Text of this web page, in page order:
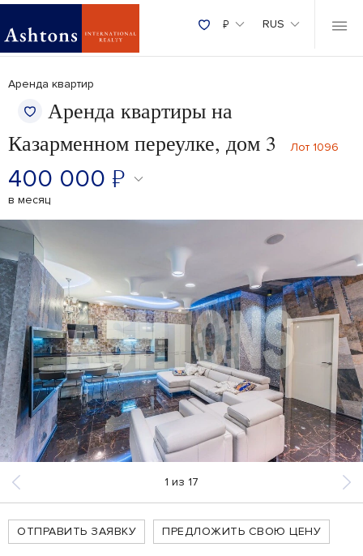
₽ RUS
Аренда квартир
Аренда квартиры на
Казарменном переулке, дом 3
Лот 1096
400 000 ₽
в месяц
1 из 17
ОТПРАВИТЬ ЗАЯВКУ ПРЕДЛОЖИТЬ СВОЮ ЦЕНУ